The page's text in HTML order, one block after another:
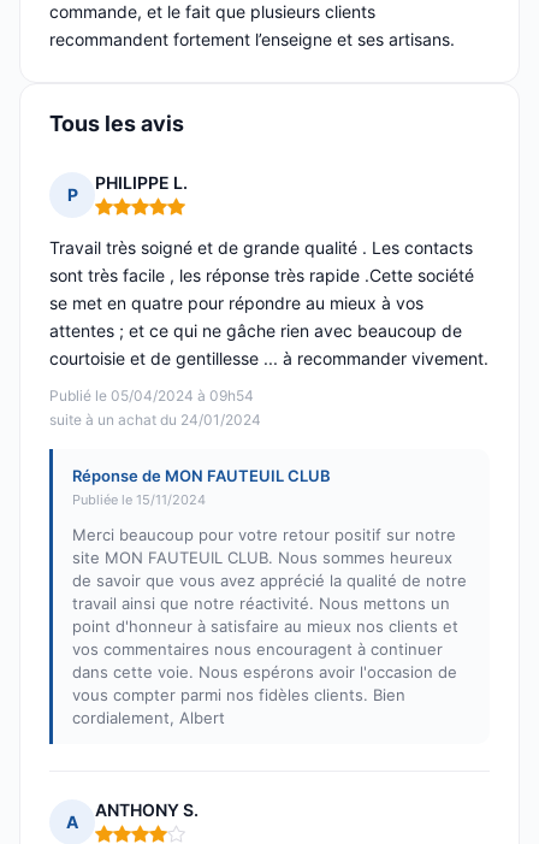
commande, et le fait que plusieurs clients
recommandent fortement l’enseigne et ses artisans.
Tous les avis
P
PHILIPPE L.
Note : 5 sur 5
Publié le 05/04/2024 à 09h54
suite à un achat du 24/01/2024
Travail très soigné et de grande qualité . Les contacts
sont très facile , les réponse très rapide .Cette société
se met en quatre pour répondre au mieux à vos
attentes ; et ce qui ne gâche rien avec beaucoup de
courtoisie et de gentillesse ... à recommander vivement.
Réponse de MON FAUTEUIL CLUB
Publiée le 15/11/2024
Merci beaucoup pour votre retour positif sur notre
site MON FAUTEUIL CLUB. Nous sommes heureux
de savoir que vous avez apprécié la qualité de notre
travail ainsi que notre réactivité. Nous mettons un
point d'honneur à satisfaire au mieux nos clients et
vos commentaires nous encouragent à continuer
dans cette voie. Nous espérons avoir l'occasion de
vous compter parmi nos fidèles clients. Bien
cordialement, Albert
A
ANTHONY S.